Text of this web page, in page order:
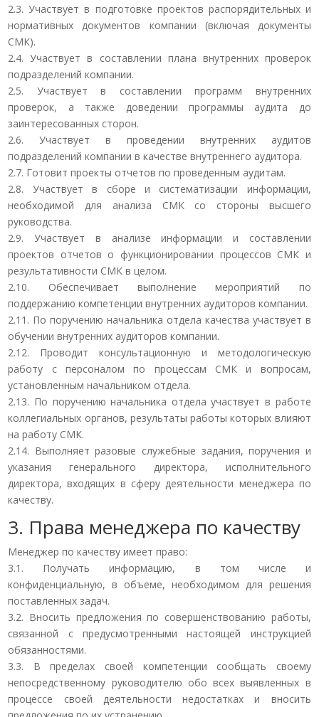
2.3. Участвует в подготовке проектов распорядительных и
нормативных документов компании (включая документы
СМК).
2.4. Участвует в составлении плана внутренних проверок
подразделений компании.
2.5. Участвует в составлении программ внутренних
проверок, а также доведении программы аудита до
заинтересованных сторон.
2.6. Участвует в проведении внутренних аудитов
подразделений компании в качестве внутреннего аудитора.
2.7. Готовит проекты отчетов по проведенным аудитам.
2.8. Участвует в сборе и систематизации информации,
необходимой для анализа СМК со стороны высшего
руководства.
2.9. Участвует в анализе информации и составлении
проектов отчетов о функционировании процессов СМК и
результативности СМК в целом.
2.10. Обеспечивает выполнение мероприятий по
поддержанию компетенции внутренних аудиторов компании.
2.11. По поручению начальника отдела качества участвует в
обучении внутренних аудиторов компании.
2.12. Проводит консультационную и методологическую
работу с персоналом по процессам СМК и вопросам,
установленным начальником отдела.
2.13. По поручению начальника отдела участвует в работе
коллегиальных органов, результаты работы которых влияют
на работу СМК.
2.14. Выполняет разовые служебные задания, поручения и
указания генерального директора, исполнительного
директора, входящих в сферу деятельности менеджера по
качеству.
3. Права менеджера по качеству
Менеджер по качеству имеет право:
3.1. Получать информацию, в том числе и
конфиденциальную, в объеме, необходимом для решения
поставленных задач.
3.2. Вносить предложения по совершенствованию работы,
связанной с предусмотренными настоящей инструкцией
обязанностями.
3.3. В пределах своей компетенции сообщать своему
непосредственному руководителю обо всех выявленных в
процессе своей деятельности недостатках и вносить